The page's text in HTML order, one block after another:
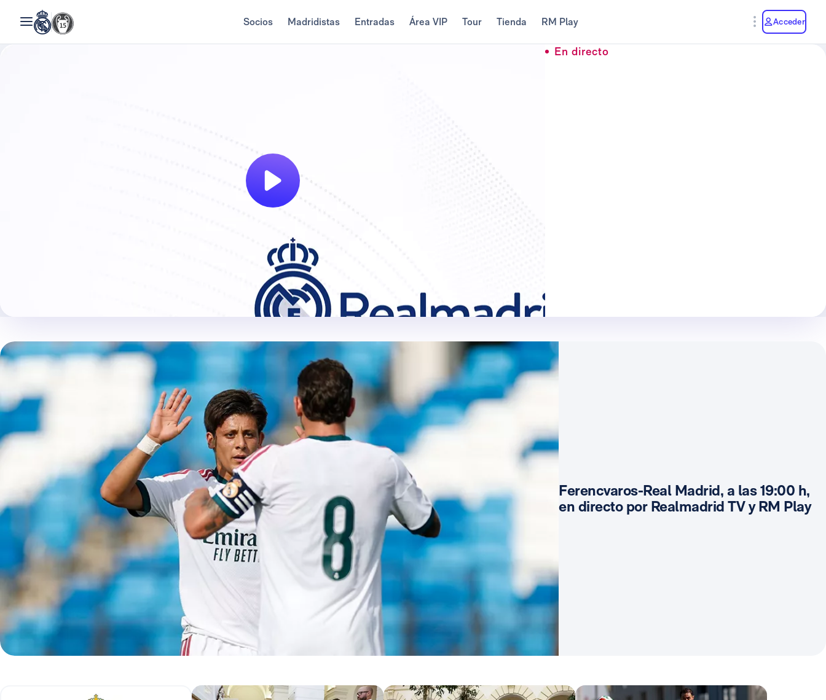
Socios Madridistas Entradas Área VIP Tour Tienda RM Play Acceder
En directo
Ferencvaros-Real Madrid, a las 19:00 h,
en directo por Realmadrid TV y RM Play